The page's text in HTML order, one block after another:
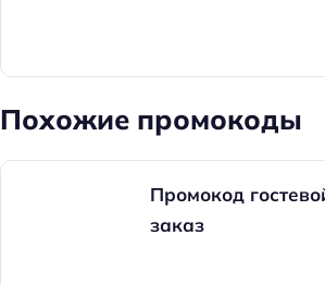
Похожие промокоды
Промокод
заказ